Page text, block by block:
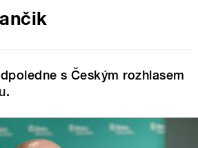
s Českým rozhlasem
.